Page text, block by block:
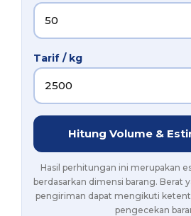
Tarif / kg
Hitung Volume &
Hasil perhitungan ini merupakan
berdasarkan dimensi barang. Berat
pengiriman dapat mengikuti
pengecekan